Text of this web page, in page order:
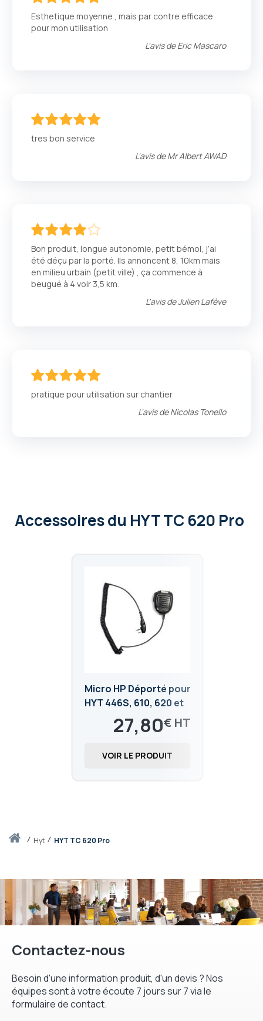
Accueil
hyt HYT TC 620 Pro
Esthetique moyenne , mais par contre efficace
pour mon utilisation
L'avis deEric Mascaro
tres bon service
L'avis deMr Albert AWAD
Bon produit, longue autonomie, petit bémol, j’ai
été déçu par la porté. Ils annoncent 8, 10km mais
en milieu urbain (petit ville) , ça commence à
beugué à 4 voir 3,5 km.
L'avis deJulien Lafève
pratique pour utilisation sur chantier
L'avis deNicolas Tonello
Accessoiresdu HYT TC 620 Pro
Micro HP Déporté pour
HYT 446S, 610, 620 et
série PD 405, 415, 505,
565, BD527,80€
VOIR LE PRODUIT
Contactez-nous
Besoin d'une information produit, d'un devis ? Nos
équipes sont à votre écoute 7 jours sur 7 via le
formulaire de contact.